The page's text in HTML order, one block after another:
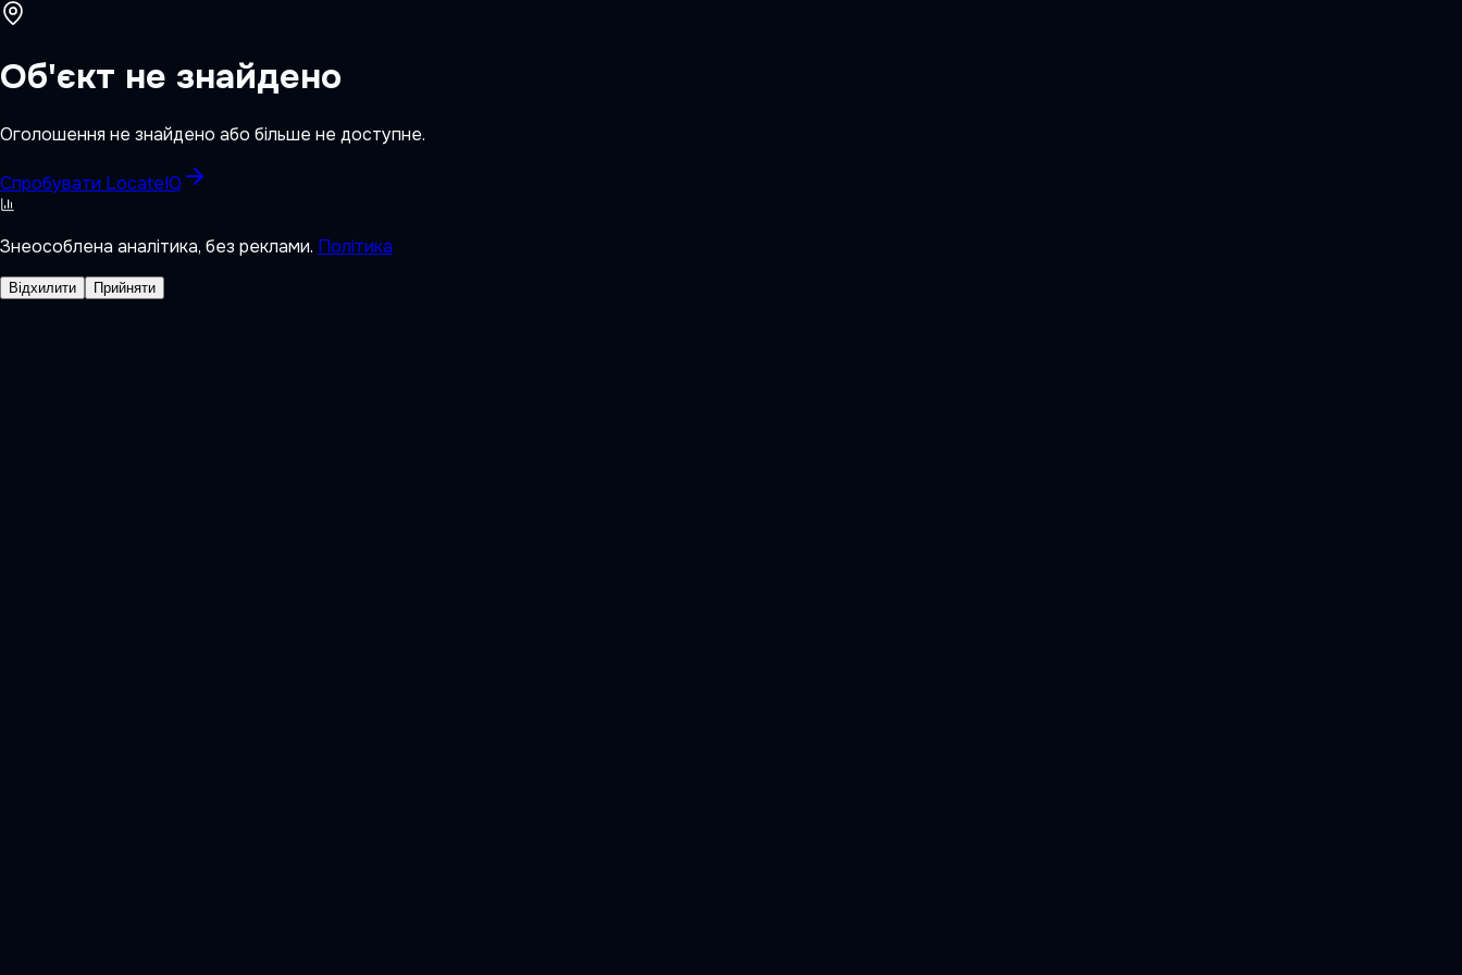
Об'єкт не знайдено
Оголошення не знайдено або більше не доступне.
Спробувати LocateIQ
Знеособлена аналітика, без реклами. Політика
Відхилити Прийняти